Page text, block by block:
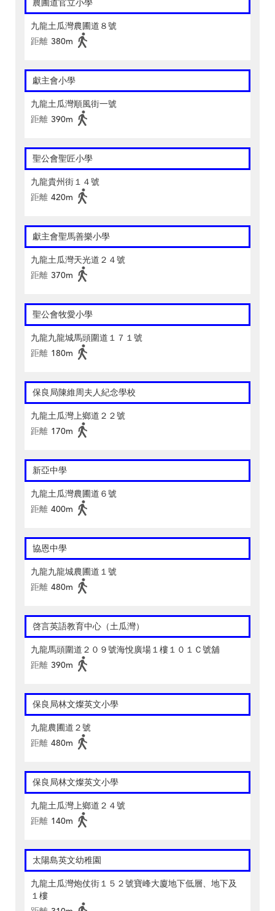
農圃道官立小學
九龍土瓜灣農圃道８號
距離 380m
獻主會小學
九龍土瓜灣順風街一號
距離 390m
聖公會聖匠小學
九龍貴州街１４號
距離 420m
獻主會聖馬善樂小學
九龍土瓜灣天光道２４號
距離 370m
聖公會牧愛小學
九龍九龍城馬頭圍道１７１號
距離 180m
保良局陳維周夫人紀念學校
九龍土瓜灣上鄉道２２號
距離 170m
新亞中學
九龍土瓜灣農圃道６號
距離 400m
協恩中學
九龍九龍城農圃道１號
距離 480m
啓言英語教育中心（土瓜灣）
九龍馬頭圍道２０９號海悅廣場１樓１０１Ｃ號舖
距離 390m
保良局林文燦英文小學
九龍農圃道２號
距離 480m
保良局林文燦英文小學
九龍土瓜灣上鄉道２４號
距離 140m
太陽島英文幼稚園
九龍土瓜灣炮仗街１５２號寶峰大廈地下低層、地下及
１樓